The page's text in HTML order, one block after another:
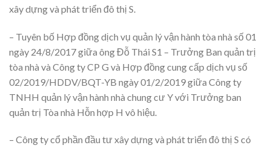
xây dựng và phát triển đô thị S.
– Tuyên bố Hợp đồng dịch vụ quản lý vận hành tòa nhà số 01
ngày 24/8/2017 giữa ông Đỗ Thái S1 – Trưởng Ban quản trị
tòa nhà và Công ty CP G và Hợp đồng cung cấp dịch vụ số
02/2019/HDDV/BQT-YB ngày 01/2/2019 giữa Công ty
TNHH quản lý vận hành nhà chung cư Y với Trưởng ban
quản trị Tòa nhà Hỗn hợp H vô hiệu.
– Công ty cổ phần đầu tư xây dựng và phát triển đô thị S có